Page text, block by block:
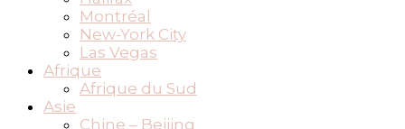
Montréal
New-York City
Las Vegas
Afrique
Afrique du Sud
Asie
Chine – Beijing